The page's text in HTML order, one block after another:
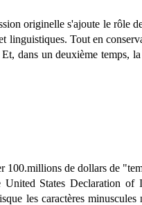
originelle s'ajoute le rôle
linguistiques. Tout en
dans un deuxième temps,
de dollars de
States Declaration of
les caractères minuscules